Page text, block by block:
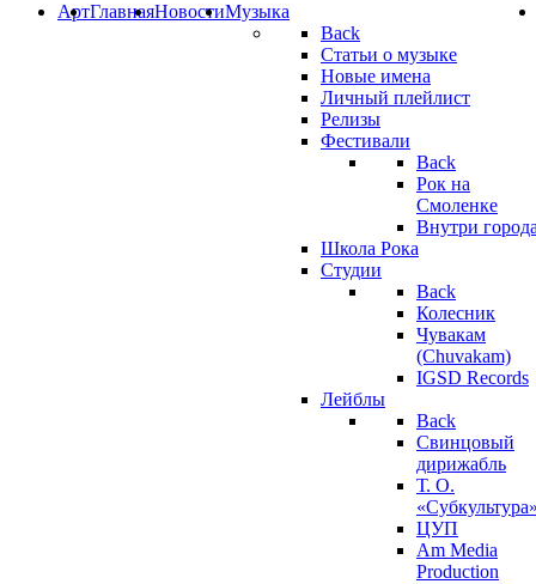
Музыка
Back
Статьи о музыке
Новые имена
Личный плейлист
Релизы
Фестивали
Back
Рок на
Смоленке
Внутри
Школа Рока
Студии
Back
Колесник
Чувакам
(Chuvakam)
IGSD Records
Лейблы
Back
Свинцовый
дирижабль
Т. О.
ЦУП
Am Media
Production
Новости
Главная
Арт